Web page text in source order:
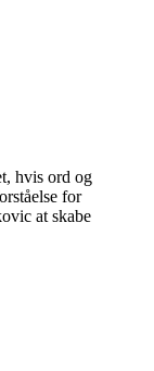
hvis ord og
for
at skabe